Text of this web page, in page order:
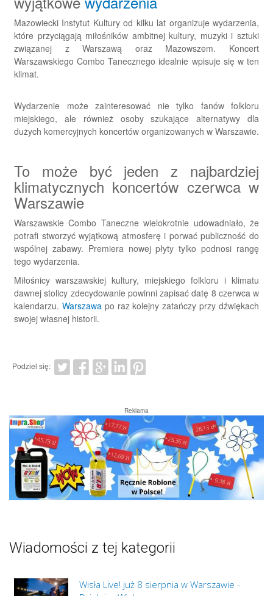
Mazowiecki Instytut Kultury od kilku lat organizuje wydarzenia,
które przyciągają miłośników ambitnej kultury, muzyki i sztuki
związanej z Warszawą oraz Mazowszem. Koncert
Warszawskiego Combo Tanecznego idealnie wpisuje się w ten
klimat.
Wydarzenie może zainteresować nie tylko fanów folkloru
miejskiego, ale również osoby szukające alternatywy dla
dużych komercyjnych koncertów organizowanych w Warszawie.
To może być jeden z najbardziej
klimatycznych koncertów czerwca w
Warszawie
Warszawskie Combo Taneczne wielokrotnie udowadniało, że
potrafi stworzyć wyjątkową atmosferę i porwać publiczność do
wspólnej zabawy. Premiera nowej płyty tylko podnosi rangę
tego wydarzenia.
Miłośnicy warszawskiej kultury, miejskiego folkloru i klimatu
dawnej stolicy zdecydowanie powinni zapisać datę 8 czerwca w
kalendarzu. Warszawa po raz kolejny zatańczy przy dźwiękach
swojej własnej historii.
Podziel się:
Reklama
Wiadomości z tej kategorii
Wisła Live! już 8 sierpnia w Warszawie -